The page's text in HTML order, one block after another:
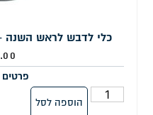
כלי לדבש לראש השנה
פרטים
הוספה לסל